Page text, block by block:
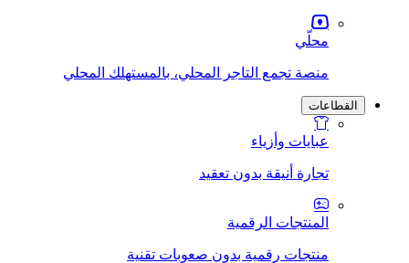
محلّي
منصة تجمع التاجر المحلي، بالمستهلك المحلي
القطاعات
عبايات وأزياء
تجارة أنيقة بدون تعقيد
المنتجات الرقمية
منتجات رقمية بدون صعوبات تقنية